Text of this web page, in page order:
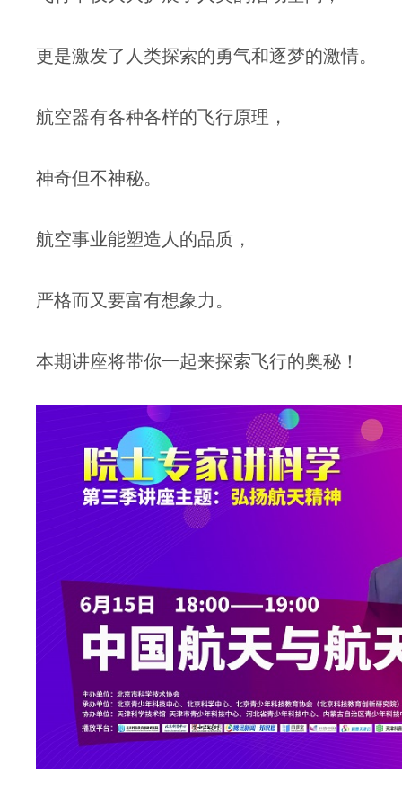
更是激发了人类探索的勇气和逐梦的激情。
航空器有各种各样的飞行原理，
神奇但不神秘。
航空事业能塑造人的品质，
严格而又要富有想象力。
本期讲座将带你一起来探索飞行的奥秘！